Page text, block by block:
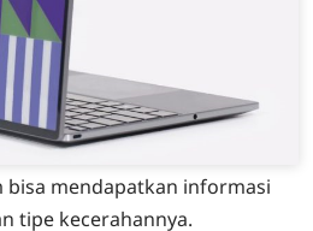
bisa mendapatkan informasi
tipe kecerahannya.